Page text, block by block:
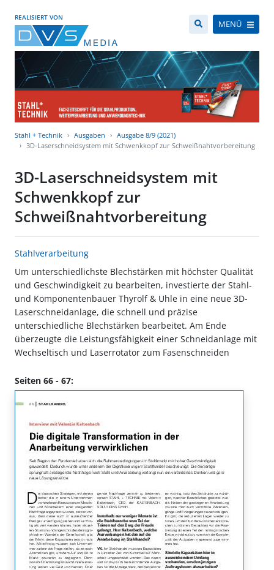
REALISIERT VON
MENÜ
Stahl + Technik Ausgaben
Ausgabe 8/9 (2021)
3D-Laserschneidsystem mit Schwenkkopf zur Schweißnahtvorbereitung
3D-Laserschneidsystem mit
Schwenkkopf zur
Schweißnahtvorbereitung
Stahlverarbeitung
Um unterschiedlichste Blechstärken mit höchster Qualität
und Geschwindigkeit zu bearbeiten, investierte der Stahl-
und Komponentenbauer Thyrolf & Uhle in eine neue 3D-
Laserschneidanlage, die schnell und präzise
unterschiedliche Blechstärken bearbeitet. Am Ende
überzeugte die Leistungsfähigkeit einer Schneidanlage mit
Wechseltisch und Laserrotator zum Fasenschneiden
Seiten 66 - 67: